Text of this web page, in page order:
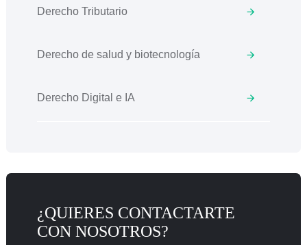
Derecho Tributario
Derecho de salud y biotecnología
Derecho Digital e IA
¿QUIERES CONTACTARTE
CON NOSOTROS?